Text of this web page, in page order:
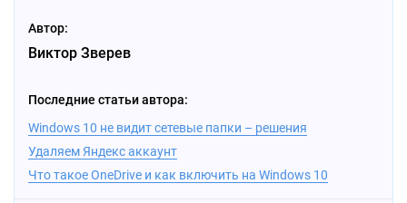
Автор:
Виктор Зверев
Последние статьи автора:
Windows 10 не видит сетевые папки – решения
Удаляем Яндекс аккаунт
Что такое OneDrive и как включить на Windows 10